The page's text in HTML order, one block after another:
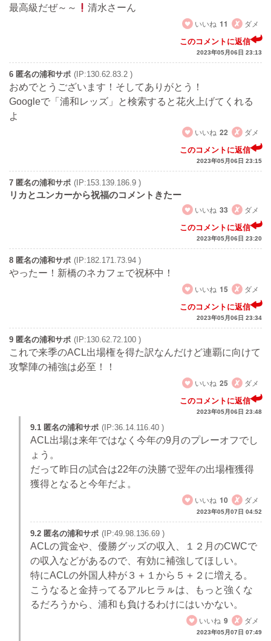
最高級だぜ～～
清水さーん
いいね 11 ダメ
このコメントに返信
2023年05月06日 23:13
6 匿名の浦和サポ (IP:130.62.83.2 )
おめでとうございます！そしてありがとう！
Googleで「浦和レッズ」と検索すると花火上げてくれる
よ
いいね 22 ダメ
このコメントに返信
2023年05月06日 23:15
7 匿名の浦和サポ (IP:153.139.186.9 )
リカとユンカーから祝福のコメントきたー
いいね 33 ダメ
このコメントに返信
2023年05月06日 23:20
8 匿名の浦和サポ (IP:182.171.73.94 )
やったー！新橋のネカフェで祝杯中！
いいね 15 ダメ
このコメントに返信
2023年05月06日 23:34
9 匿名の浦和サポ (IP:130.62.72.100 )
これで来季のACL出場権を得た訳なんだけど連覇に向けて
攻撃陣の補強は必至！！
いいね 25 ダメ
このコメントに返信
2023年05月06日 23:48
9.1 匿名の浦和サポ (IP:36.14.116.40 )
ACL出場は来年ではなく今年の9月のプレーオフでし
ょう。
だって昨日の試合は22年の決勝で翌年の出場権獲得
獲得となると今年だよ。
いいね 10 ダメ
2023年05月07日 04:52
9.2 匿名の浦和サポ (IP:49.98.136.69 )
ACLの賞金や、優勝グッズの収入、１２月のCWCで
の収入などがあるので、有効に補強してほしい。
特にACLの外国人枠が３＋１から５＋２に増える。
こうなると金持ってるアルヒラㇽは、もっと強くな
るだろうから、浦和も負けるわけにはいかない。
いいね 9 ダメ
2023年05月07日 07:49